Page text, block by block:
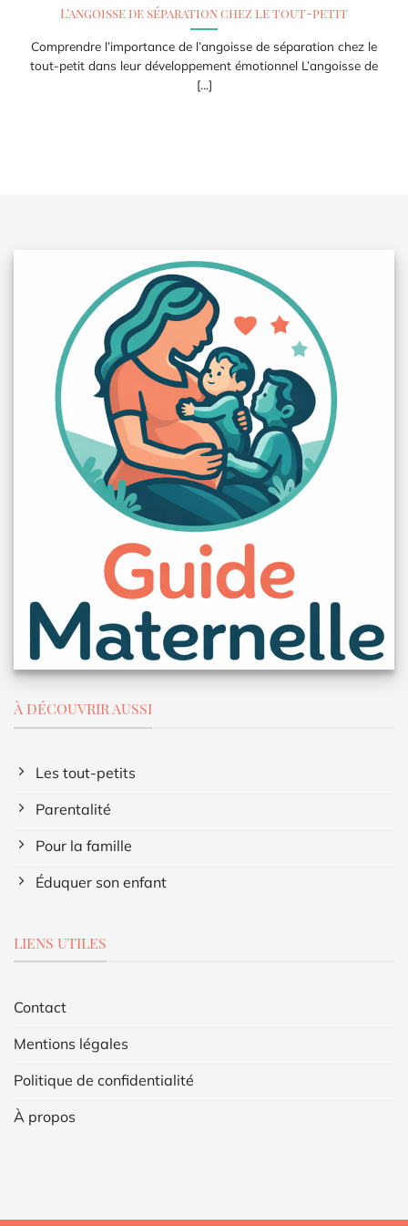
L’angoisse de séparation chez le tout-petit
Comprendre l’importance de l’angoisse de séparation chez le
tout-petit dans leur développement émotionnel L’angoisse de
[...]
À DÉCOUVRIR AUSSI
Les tout-petits
Parentalité
Pour la famille
Éduquer son enfant
LIENS UTILES
Contact
Mentions légales
Politique de confidentialité
À propos